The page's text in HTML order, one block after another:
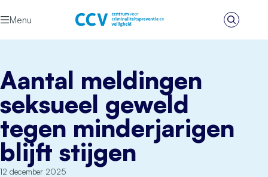
Menu
Zoeken
Aantal meldingen
seksueel geweld
tegen minderjarigen
blijft stijgen
12 december 2025